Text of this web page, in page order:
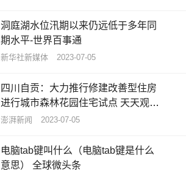
洞庭湖水位汛期以来仍远低于多年同
期水平-世界百事通
新华社新媒体 2023-07-05
四川自贡：大力推行修建改善型住房
进行城市森林花园住宅试点 天天观热
点
澎湃新闻 2023-07-05
电脑tab键叫什么（电脑tab键是什么
意思） 全球微头条